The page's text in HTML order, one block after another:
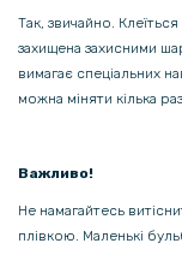
Так, звичайно.
захищена захисними
вимагає спеціальних
можна міняти кілька
Важливо!
Не намагайтесь
плівкою. Маленькі